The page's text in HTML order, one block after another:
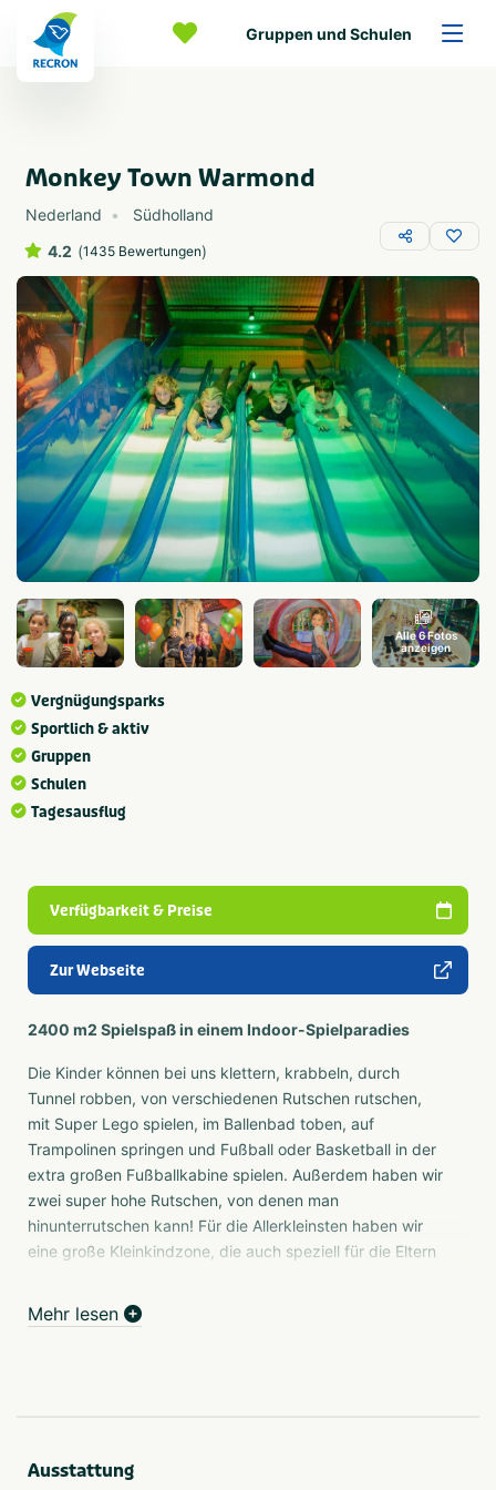
Gruppen und Schulen
Monkey Town Warmond
Nederland
Südholland
4.2 (1435 Bewertungen)
Alle 6 Fotos
anzeigen
Vergnügungsparks
Sportlich & aktiv
Gruppen
Schulen
Tagesausflug
Verfügbarkeit & Preise
Zur Webseite
2400 m2 Spielspaß in einem Indoor-Spielparadies
Die Kinder können bei uns klettern, krabbeln, durch
Tunnel robben, von verschiedenen Rutschen rutschen,
mit Super Lego spielen, im Ballenbad toben, auf
Trampolinen springen und Fußball oder Basketball in der
extra großen Fußballkabine spielen. Außerdem haben wir
zwei super hohe Rutschen, von denen man
hinunterrutschen kann! Für die Allerkleinsten haben wir
eine große Kleinkindzone, die auch speziell für die Eltern
Monkey Town Warmond kostenloses Lasergame an. (1.
Spiel kostenlos)
Mehr lesen
Ausstattung